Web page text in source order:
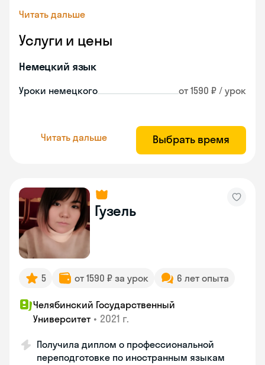
Читать дальше
Услуги и цены
Немецкий язык
Уроки немецкого от 1590 ₽ / урок
Читать дальше Выбрать время
Гузель
5 от 1590 ₽ за урок 6 лет опыта
Челябинский Государственный
Университет • 2021 г.
Получила диплом о профессиональной
переподготовке по иностранным языкам